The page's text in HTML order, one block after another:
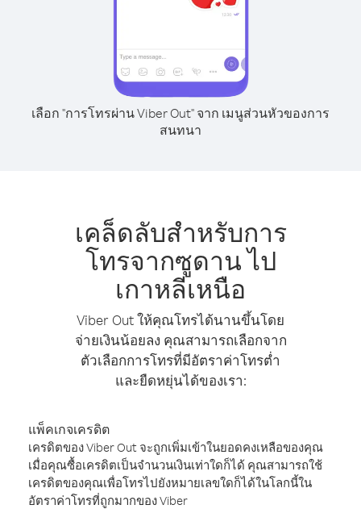
เลือก "การโทรผ่าน Viber Out" จาก เมนูส่วนหัวของการ
สนทนา
เคล็ดลับสำหรับการ
โทรจากซูดาน ไป
เกาหลีเหนือ
Viber Out ให้คุณโทรได้นานขึ้นโดย
จ่ายเงินน้อยลง คุณสามารถเลือกจาก
ตัวเลือกการโทรที่มีอัตราค่าโทรต่ำ
และยืดหยุ่นได้ของเรา:
แพ็คเกจเครดิต
เครดิตของ Viber Out จะถูกเพิ่มเข้าในยอดคงเหลือของคุณ
เมื่อคุณซื้อเครดิตเป็นจำนวนเงินเท่าใดก็ได้ คุณสามารถใช้
เครดิตของคุณเพื่อโทรไปยังหมายเลขใดก็ได้ในโลกนี้ใน
อัตราค่าโทรที่ถูกมากของ Viber